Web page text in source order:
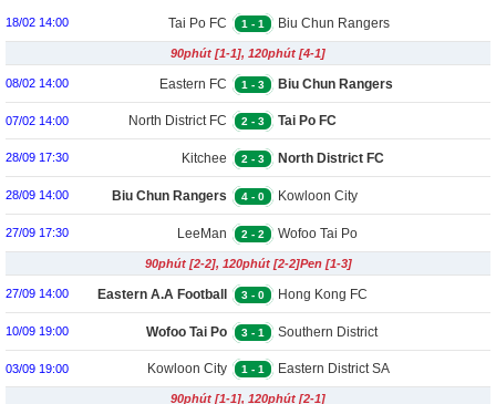
18/02 14:00 Tai Po FC 1 - 1 Biu Chun Rangers
90phút [1-1], 120phút [4-1]
08/02 14:00 Eastern FC 1 - 3 Biu Chun Rangers
07/02 14:00 North District FC 2 - 3 Tai Po FC
28/09 17:30 Kitchee 2 - 3 North District FC
28/09 14:00 Biu Chun Rangers 4 - 0 Kowloon City
27/09 17:30 LeeMan 2 - 2 Wofoo Tai Po
90phút [2-2], 120phút [2-2]Pen [1-3]
27/09 14:00 Eastern A.A Football
Team
3 - 0 Hong Kong FC
10/09 19:00 Wofoo Tai Po 3 - 1 Southern District
03/09 19:00 Kowloon City 1 - 1 Eastern District SA
90phút [1-1], 120phút [2-1]